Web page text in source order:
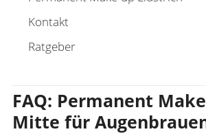
Kontakt
Ratgeber
FAQ: Permanent
Mitte für